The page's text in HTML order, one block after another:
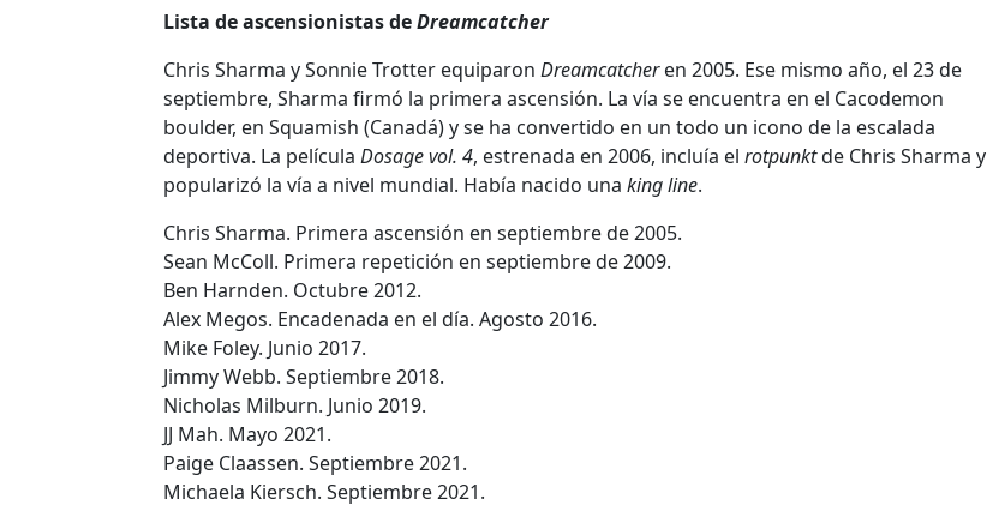
Lista de ascensionistas deDreamcatcher
Chris Sharma y Sonnie Trotter equiparon Dreamcatcheren 2005. Ese mismo año, el 23 de
septiembre, Sharma firmó la primera ascensión. La vía se encuentra en el Cacodemon
boulder, en Squamish (Canadá) y se ha convertido en un todo un icono de la escalada
deportiva. La película Dosage vol. 4, estrenada en 2006, incluía el rotpunktde Chris Sharma y
popularizó la vía a nivel mundial. Había nacido una king line.
Chris Sharma. Primera ascensión en septiembre de 2005.
Sean McColl. Primera repetición en septiembre de 2009.
Ben Harnden. Octubre 2012.
Alex Megos. Encadenada en el día. Agosto 2016.
Mike Foley. Junio 2017.
Jimmy Webb. Septiembre 2018.
Nicholas Milburn. Junio 2019.
JJ Mah. Mayo 2021.
Paige Claassen. Septiembre 2021.
Michaela Kiersch. Septiembre 2021.